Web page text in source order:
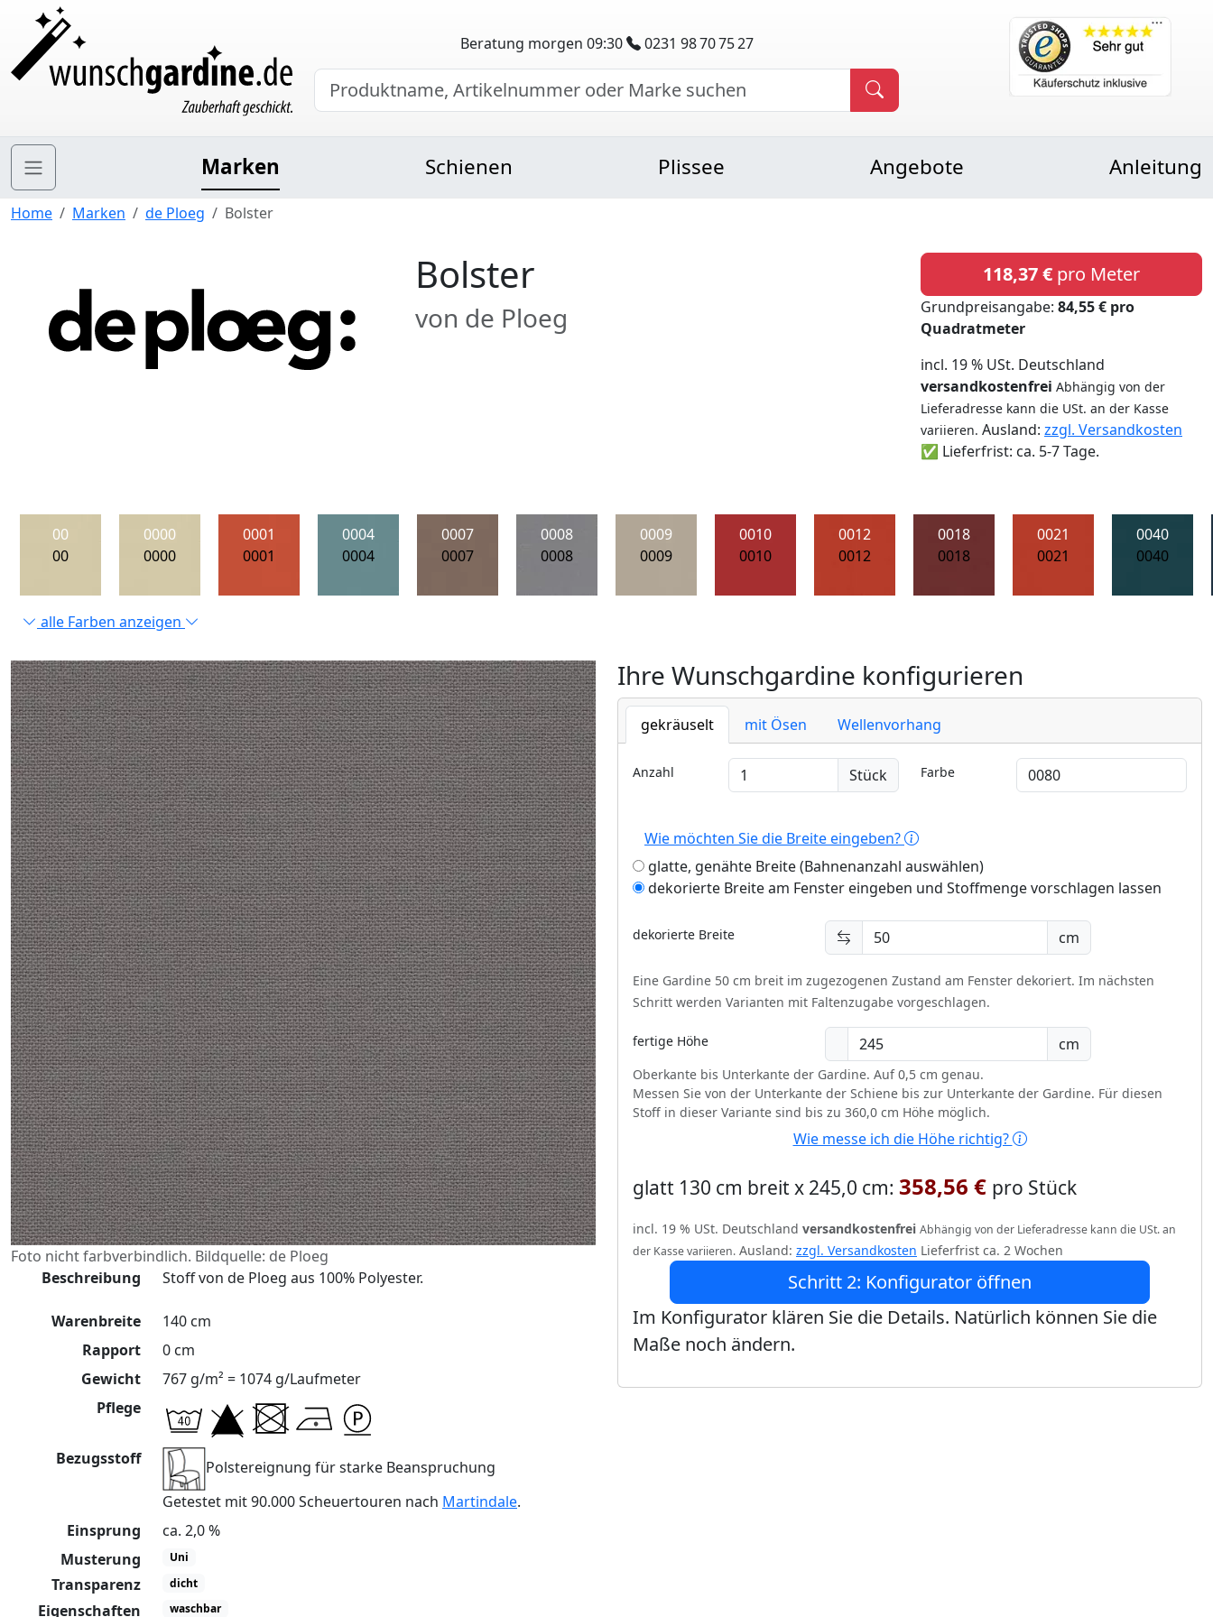
Beratung morgen 09:30 0231 98 70 75 27
Marken Schienen Plissee Angebote Anleitung
Home Marken de Ploeg Bolster
Bolster
von de Ploeg
118,37 € pro Meter
Grundpreisangabe: 84,55 € pro
Quadratmeter
incl. 19 % USt. Deutschland
versandkostenfrei Abhängig von der
Lieferadresse kann die USt. an der Kasse
variieren. Ausland: zzgl. Versandkosten
✅ Lieferfrist: ca. 5-7 Tage.
00
00
0000
0000
0001
0001
0004
0004
0007
0007
0008
0008
0009
0009
0010
0010
0012
0012
0018
0018
0021
0021
0040
0040
alle Farben anzeigen
Foto nicht farbverbindlich. Bildquelle: de Ploeg
Beschreibung
Stoff von de Ploeg aus 100% Polyester.
Warenbreite
140 cm
Rapport
0 cm
Gewicht
767 g/m² = 1074 g/Laufmeter
Pflege
Bezugsstoff
Polstereignung für starke Beanspruchung
Getestet mit 90.000 Scheuertouren nach Martindale.
Einsprung
ca. 2,0 %
Musterung
Uni
Transparenz dicht
Eigenschaften waschbar
Ihre Wunschgardine konfigurieren
gekräuselt mit Ösen Wellenvorhang
Anzahl Stück Farbe
Wie möchten Sie die Breite eingeben?
glatte, genähte Breite (Bahnenanzahl auswählen)
dekorierte Breite am Fenster eingeben und Stoffmenge vorschlagen lassen
dekorierte Breite cm
Eine Gardine 50 cm breit im zugezogenen Zustand am Fenster dekoriert. Im nächsten
Schritt werden Varianten mit Faltenzugabe vorgeschlagen.
fertige Höhe cm
Oberkante bis Unterkante der Gardine. Auf 0,5 cm genau.
Messen Sie von der Unterkante der Schiene bis zur Unterkante der Gardine. Für diesen
Stoff in dieser Variante sind bis zu 360,0 cm Höhe möglich.
Wie messe ich die Höhe richtig?
glatt 130 cm breit x 245,0 cm: 358,56 € pro Stück
incl. 19 % USt. Deutschland versandkostenfrei Abhängig von der Lieferadresse kann die USt. an
der Kasse variieren. Ausland: zzgl. Versandkosten Lieferfrist ca. 2 Wochen
Schritt 2: Konfigurator öffnen
Im Konfigurator klären Sie die Details. Natürlich können Sie die
Maße noch ändern.